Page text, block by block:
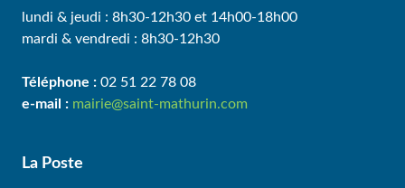
lundi & jeudi : 8h30-12h30 et 14h00-18h00
mardi & vendredi : 8h30-12h30
Téléphone : 02 51 22 78 08
e-mail : mairie@saint-mathurin.com
La Poste